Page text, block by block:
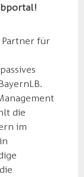
für
die
im